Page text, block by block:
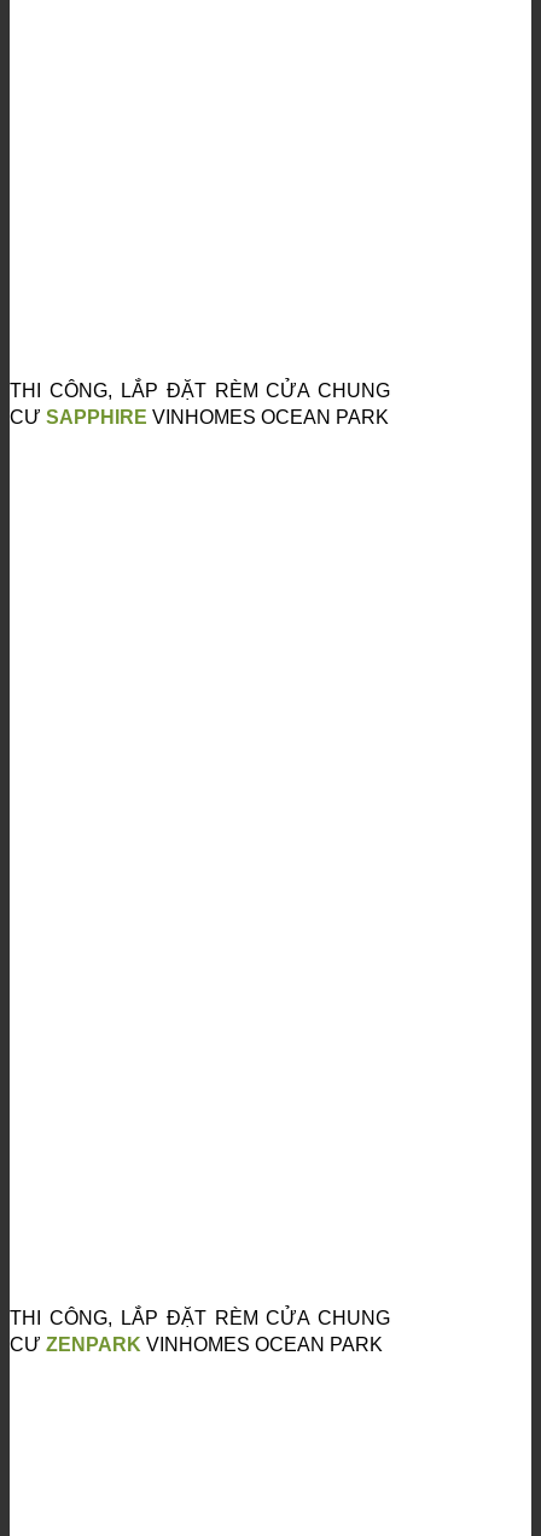
THI CÔNG, LẮP ĐẶT RÈM CỬA CHUNG
CƯ SAPPHIRE VINHOMES OCEAN PARK
THI CÔNG, LẮP ĐẶT RÈM CỬA CHUNG
CƯ ZENPARK VINHOMES OCEAN PARK